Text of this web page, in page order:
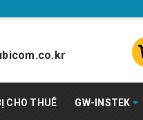
CHO THUÊ GW-INSTEK